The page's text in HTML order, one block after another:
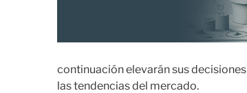
continuación elevarán sus
las tendencias del mercado.